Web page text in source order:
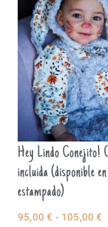
Hey Lindo Conejito!
incluida (disponible
estampado)
95,00€ - 105,00€